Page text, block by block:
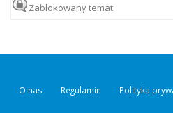
Zablokowany temat
O nas Regulamin Polityka